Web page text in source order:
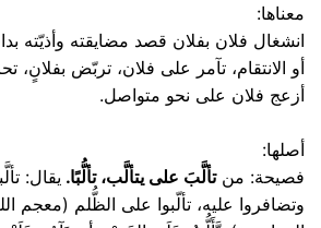
معناها:
انشغال فلان بفلان قصد مضايقته وأذيّته
أو الانتقام، تآمر على فلان، تربّض
أزعج فلان على نحو متواصل.
أصلها:
فصيحة: منتألَّبَ على يتألَّب، تألُّبًا. يقال:
وتضافروا عليه، تألّبوا على الظُّلم (معجم